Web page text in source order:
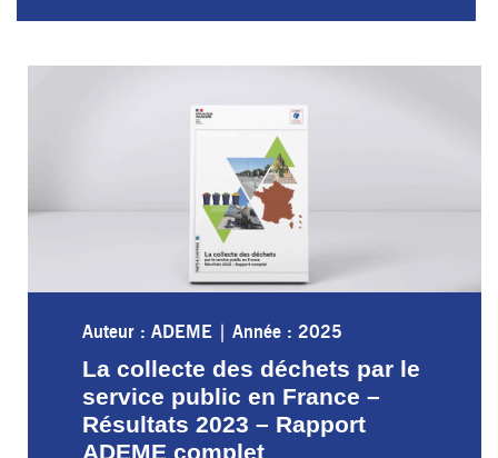
Auteur : ADEME | Année : 2025
La collecte des déchets par le
service public en France –
Résultats 2023 – Rapport
ADEME complet